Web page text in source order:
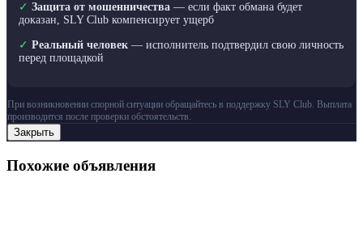
✓ Защита от мошенничества — если факт обмана будет
доказан, SLY Club компенсирует ущерб
✓ Реальный человек — исполнитель подтвердил свою личность
перед площадкой
При возникновении спорной ситуации обращайтесь в поддержку SLY Club. Выплата
производится после проверки обстоятельств.
Закрыть
Похожие объявления